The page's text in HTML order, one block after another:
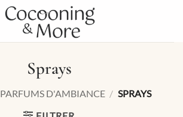
Sprays
PARFUMS D'AMBIANCE / SPRAYS